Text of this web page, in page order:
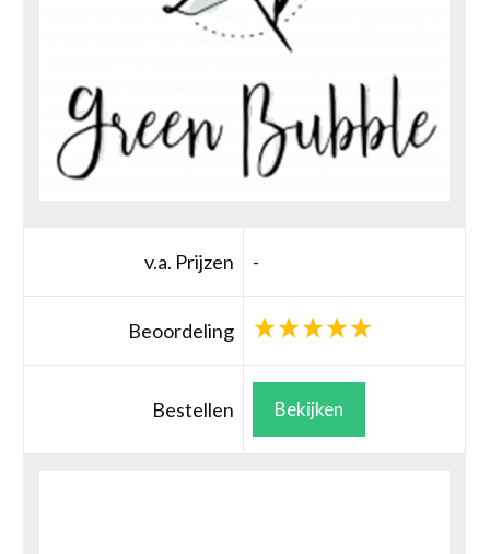
v.a. Prijzen -
Beoordeling
Bestellen Bekijken